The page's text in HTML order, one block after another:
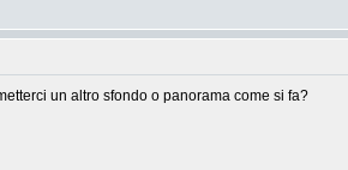
un altro sfondo o panorama come si fa?